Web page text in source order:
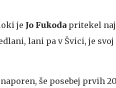
je Jo Fukoda pritekel
lani pa v Švici, je svoj
še posebej prvih 20